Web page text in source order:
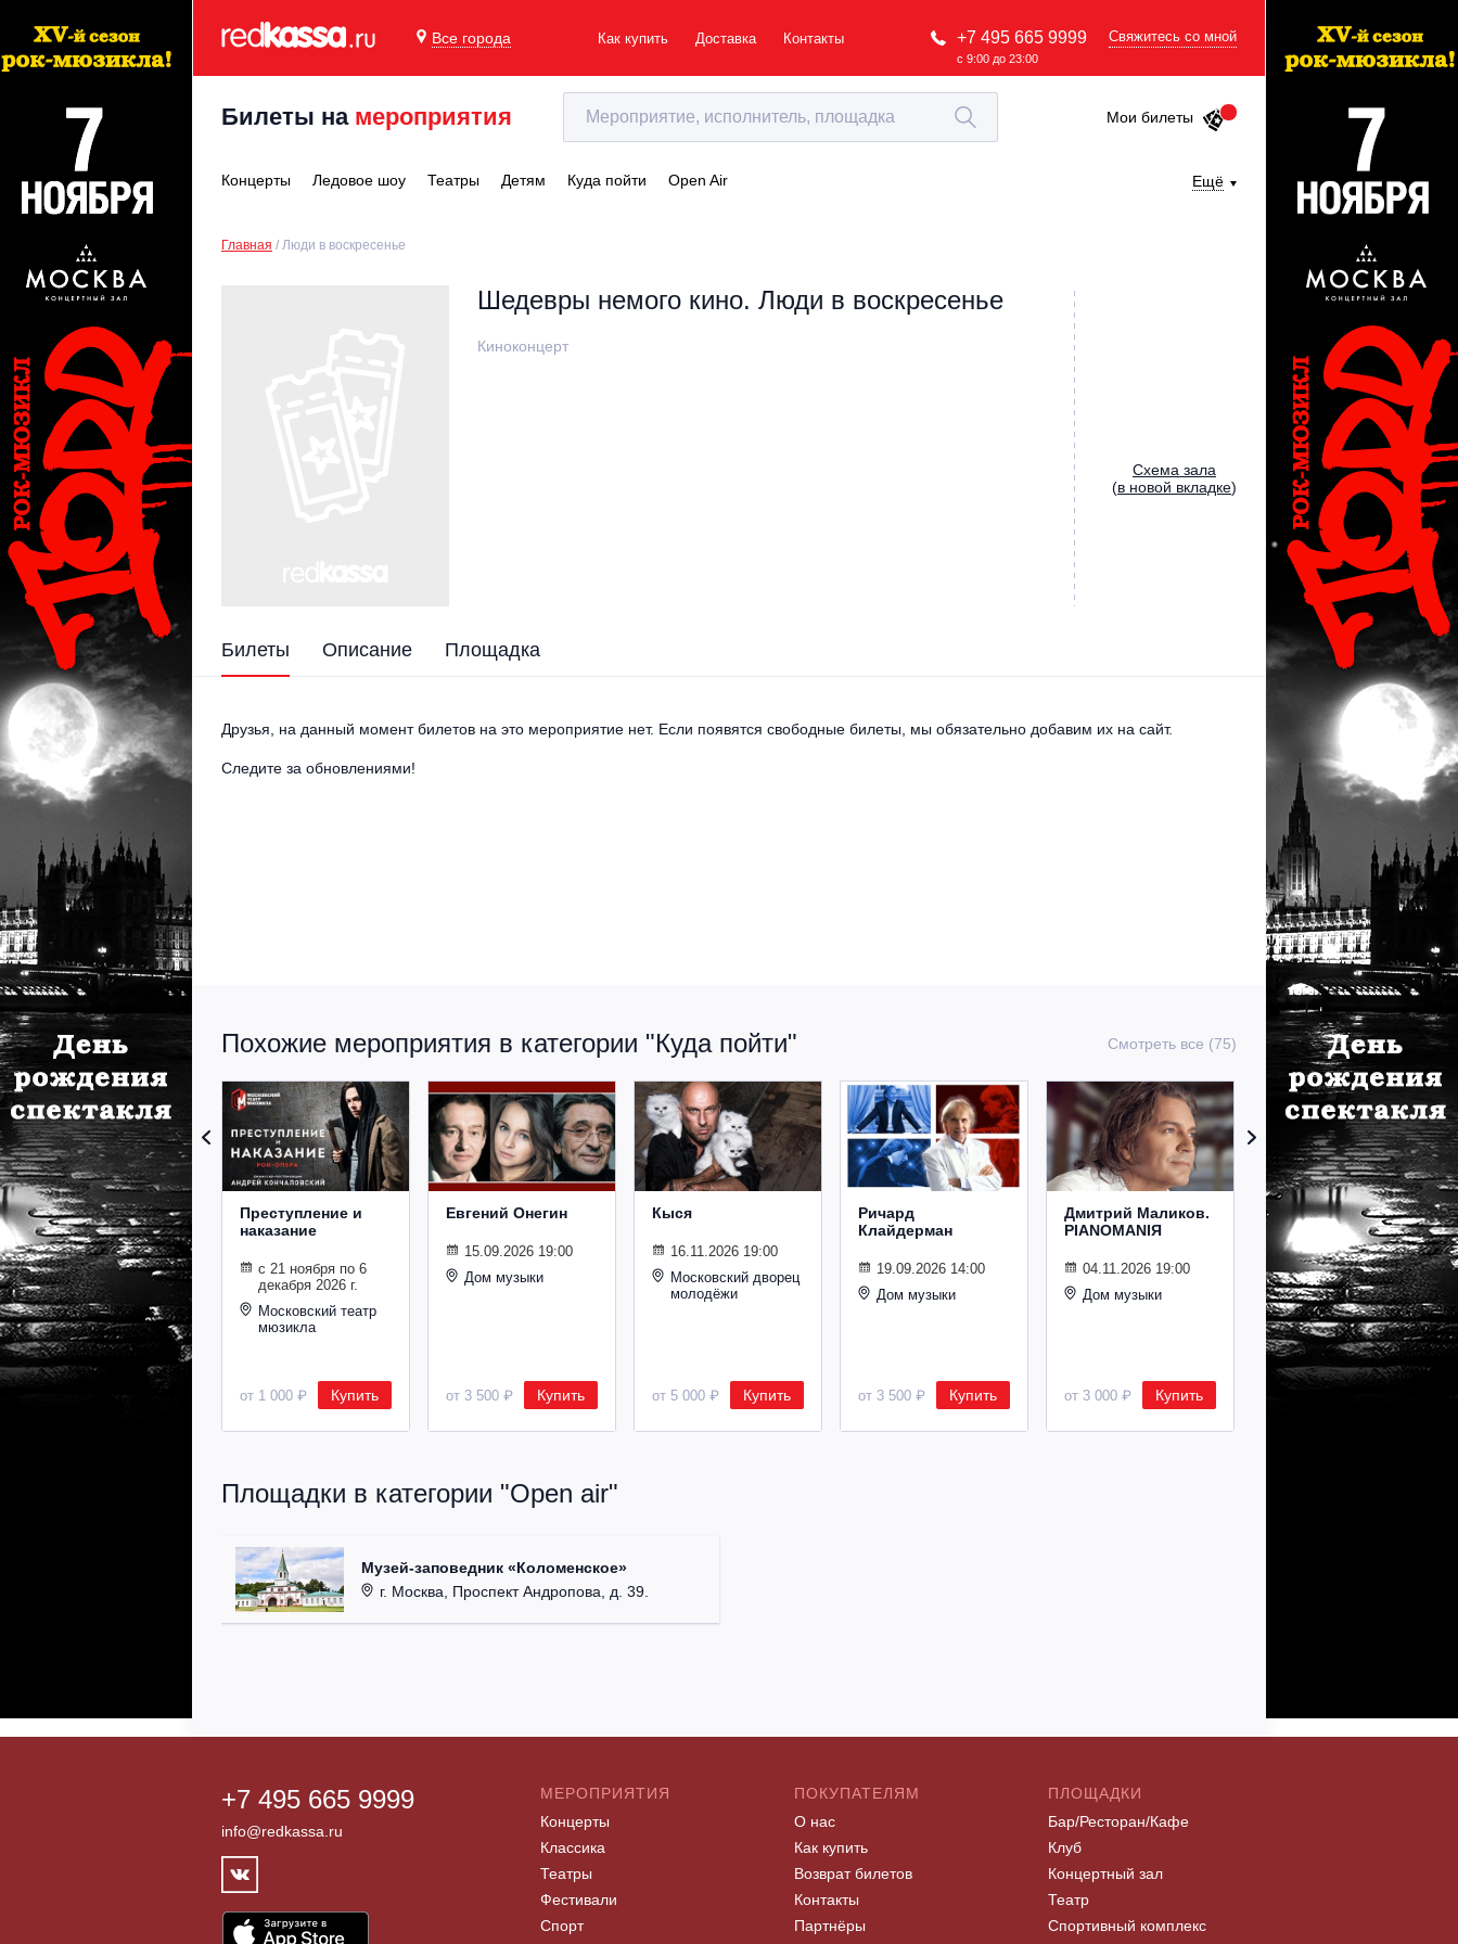
Все города Как купить Доставка Контакты +7 495 665 9999
с 9:00 до 23:00
Свяжитесь со мной
Билеты на мероприятия Мои билеты
Концерты Ледовое шоу Театры Детям Куда пойти Open Air Ещё
Главная Люди в воскресенье
Шедевры немого кино. Люди в воскресенье
Киноконцерт
Cхема зала
(в новой вкладке)
Билеты Описание Площадка
Друзья, на данный момент билетов на это мероприятие нет. Если появятся свободные билеты, мы обязательно добавим их на сайт.
Следите за обновлениями!
Похожие мероприятия в категории "Куда пойти" Смотреть все (75)
Преступление и
наказание
с 21 ноября по 6
декабря 2026 г.
Московский театр
мюзикла
от 1 000 ₽ Купить
Евгений Онегин
15.09.2026 19:00
Дом музыки
от 3 500 ₽ Купить
Кыся
16.11.2026 19:00
Московский дворец
молодёжи
от 5 000 ₽ Купить
Ричард
Клайдерман
19.09.2026 14:00
Дом музыки
от 3 500 ₽ Купить
Дмитрий Маликов.
PIANOMANIЯ
04.11.2026 19:00
Дом музыки
от 3 000 ₽ Купить
Рождественский
концерт
Владимира
Спивакова
24.12.2026 19:00
Дом музыки
Площадки в категории "Open air"
Музей-заповедник «Коломенское»
г. Москва, Проспект Андропова, д. 39.
+7 495 665 9999
info@redkassa.ru
МЕРОПРИЯТИЯ
Концерты
Классика
Театры
Фестивали
Спорт
ПОКУПАТЕЛЯМ
О нас
Как купить
Возврат билетов
Контакты
Партнёры
ПЛОЩАДКИ
Бар/Ресторан/Кафе
Клуб
Концертный зал
Театр
Спортивный комплекс